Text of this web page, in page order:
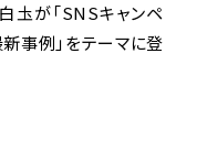
圡が「SNSキャンペ
事例」をテーマに登